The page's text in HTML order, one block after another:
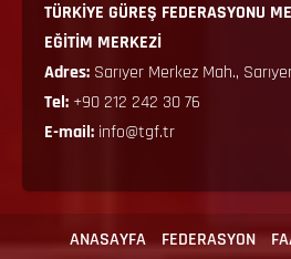
TÜRKİYE GÜREŞ FEDERASYONU
EĞİTİM MERKEZİ
Adres: Sarıyer Merkez Mah.,
Tel: +90 212 242 30 76
E-mail: info@tgf.tr
ANASAYFA FEDERASYON